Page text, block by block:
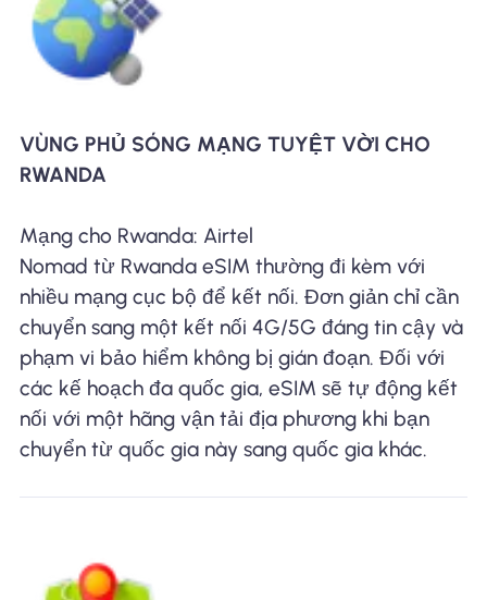
VÙNG PHỦ SÓNG MẠNG TUYỆT VỜI CHO
RWANDA
Mạng cho Rwanda: Airtel
Nomad từ Rwanda eSIM thường đi kèm với
nhiều mạng cục bộ để kết nối. Đơn giản chỉ cần
chuyển sang một kết nối 4G/5G đáng tin cậy và
phạm vi bảo hiểm không bị gián đoạn. Đối với
các kế hoạch đa quốc gia, eSIM sẽ tự động kết
nối với một hãng vận tải địa phương khi bạn
chuyển từ quốc gia này sang quốc gia khác.